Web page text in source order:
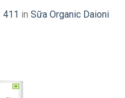
411 in Sữa Organic Daioni